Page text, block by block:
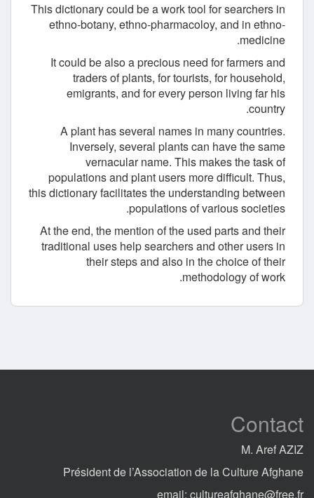
This dictionary could be a work tool for searchers in
ethno-botany, ethno-pharmacoloy, and in ethno-
medicine.
It could be also a precious need for farmers and
traders of plants, for tourists, for household,
emigrants, and for every person living far his
country.
A plant has several names in many countries.
Inversely, several plants can have the same
vernacular name. This makes the task of
populations and plant users more difficult. Thus,
this dictionary facilitates the understanding between
populations of various societies.
At the end, the mention of the used parts and their
traditional uses help searchers and other users in
their steps and also in the choice of their
methodology of work.
Contact
M. Aref AZIZ
Président de l’Association de la Culture Afghane
email: cultureafghane@free.fr